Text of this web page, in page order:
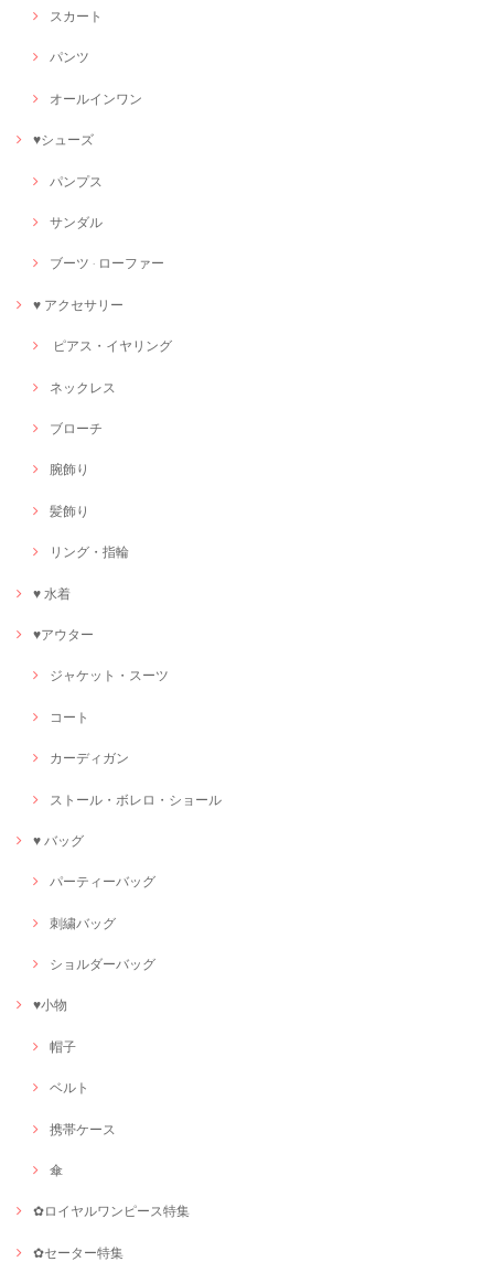
スカート
パンツ
オールインワン
♥シューズ
パンプス
サンダル
ブーツ · ローファー
♥ アクセサリー
ピアス・イヤリング
ネックレス
ブローチ
腕飾り
髪飾り
リング・指輪
♥ 水着
♥アウター
ジャケット・スーツ
コート
カーディガン
ストール・ボレロ・ショール
♥ バッグ
パーティーバッグ
刺繍バッグ
ショルダーバッグ
♥小物
帽子
ベルト
携帯ケース
傘
✿ロイヤルワンピース特集
✿セーター特集